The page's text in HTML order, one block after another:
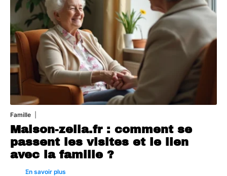
Famille
Maison-zelia.fr : comment se
passent les visites et le lien
avec la famille ?
En savoir plus